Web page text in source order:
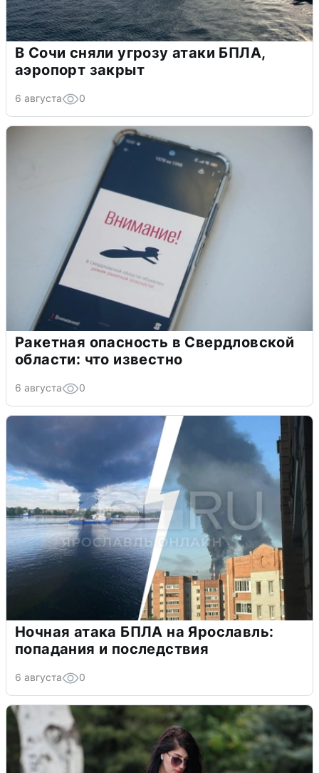
В Сочи сняли угрозу атаки БПЛА,
аэропорт закрыт
6 августа 0
Ракетная опасность в Свердловской
области: что известно
6 августа 0
Ночная атака БПЛА на Ярославль:
попадания и последствия
6 августа 0